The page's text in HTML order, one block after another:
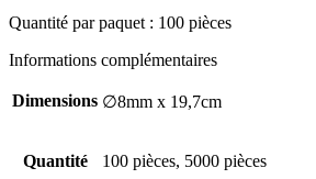
Quantité par paquet : 100 pièces
Informations complémentaires
Dimensions ∅8mm x 19,7cm
Quantité 100 pièces, 5000 pièces